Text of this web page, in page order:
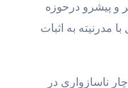
و پیشرو درحوزه
مدرنیته به اثبات
ناسازواری در